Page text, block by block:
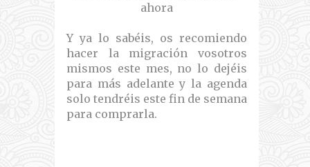
ahora
Y ya lo sabéis, os recomiendo
hacer la migración vosotros
mismos este mes, no lo dejéis
para más adelante y la agenda
solo tendréis este fin de semana
para comprarla.